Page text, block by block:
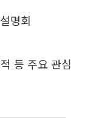
명회
등 주요 관심